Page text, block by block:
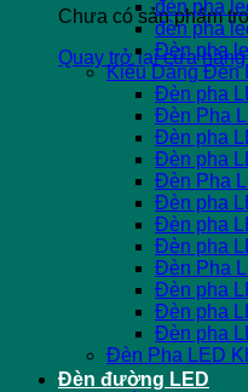
Chưa có sản phẩm
Quay trở lại cửa hàng
đèn pha
đèn pha
Đèn pha
Kiểu Dáng Đèn
Đèn pha
Đèn Pha
Đèn pha
Đèn pha
Đèn Pha
Đèn pha
Đèn pha
Đèn pha
Đèn Pha
Đèn pha
Đèn pha
Đèn pha
Đèn Pha LED
Đèn đường LED